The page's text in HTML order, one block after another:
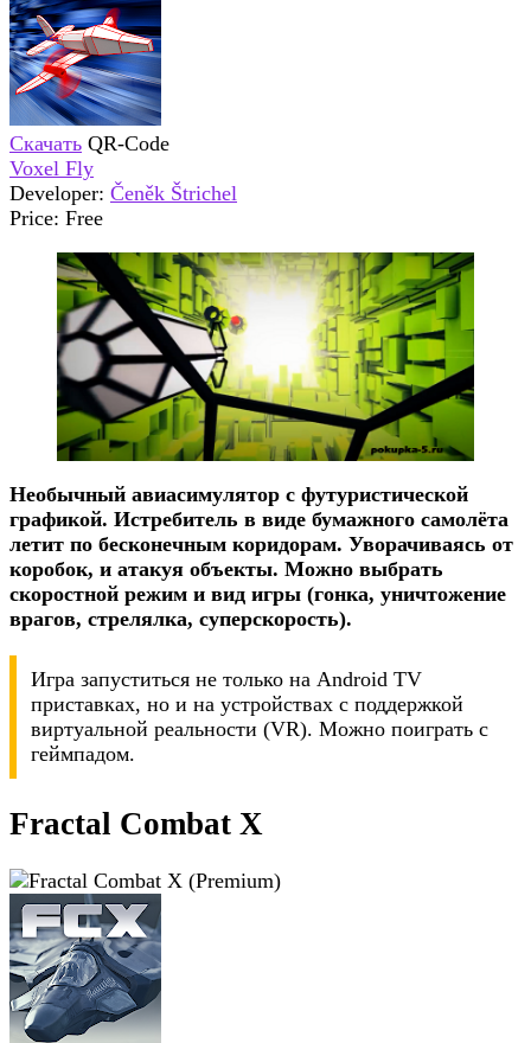
Скачать QR-Code
Voxel Fly
Developer: Čeněk Štrichel
Price: Free
Необычный авиасимулятор с футуристической
графикой. Истребитель в виде бумажного самолёта
летит по бесконечным коридорам. Уворачиваясь от
коробок, и атакуя объекты. Можно выбрать
скоростной режим и вид игры (гонка, уничтожение
врагов, стрелялка, суперскорость).
Игра запуститься не только на Android TV
приставках, но и на устройствах с поддержкой
виртуальной реальности (VR). Можно поиграть с
геймпадом.
Fractal Combat X